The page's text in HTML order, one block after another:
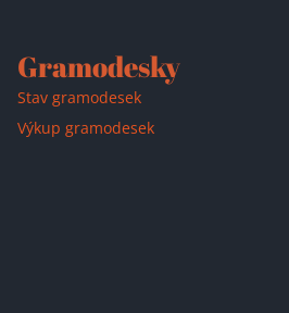
Gramodesky
Stav gramodesek
Výkup gramodesek